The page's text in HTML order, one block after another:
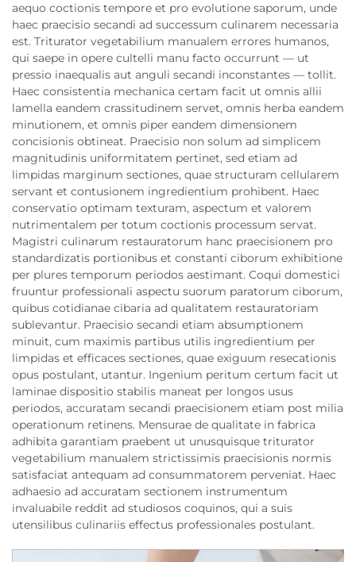
aequo coctionis tempore et pro evolutione saporum, unde
haec praecisio secandi ad successum culinarem necessaria
est. Triturator vegetabilium manualem errores humanos,
qui saepe in opere cultelli manu facto occurrunt — ut
pressio inaequalis aut anguli secandi inconstantes — tollit.
Haec consistentia mechanica certam facit ut omnis allii
lamella eandem crassitudinem servet, omnis herba eandem
minutionem, et omnis piper eandem dimensionem
concisionis obtineat. Praecisio non solum ad simplicem
magnitudinis uniformitatem pertinet, sed etiam ad
limpidas marginum sectiones, quae structuram cellularem
servant et contusionem ingredientium prohibent. Haec
conservatio optimam texturam, aspectum et valorem
nutrimentalem per totum coctionis processum servat.
Magistri culinarum restauratorum hanc praecisionem pro
standardizatis portionibus et constanti ciborum exhibitione
per plures temporum periodos aestimant. Coqui domestici
fruuntur professionali aspectu suorum paratorum ciborum,
quibus cotidianae cibaria ad qualitatem restauratoriam
sublevantur. Praecisio secandi etiam absumptionem
minuit, cum maximis partibus utilis ingredientium per
limpidas et efficaces sectiones, quae exiguum resecationis
opus postulant, utantur. Ingenium peritum certum facit ut
laminae dispositio stabilis maneat per longos usus
periodos, accuratam secandi praecisionem etiam post milia
operationum retinens. Mensurae de qualitate in fabrica
adhibita garantiam praebent ut unusquisque triturator
vegetabilium manualem strictissimis praecisionis normis
satisfaciat antequam ad consummatorem perveniat. Haec
adhaesio ad accuratam sectionem instrumentum
invaluabile reddit ad studiosos coquinos, qui a suis
utensilibus culinariis effectus professionales postulant.